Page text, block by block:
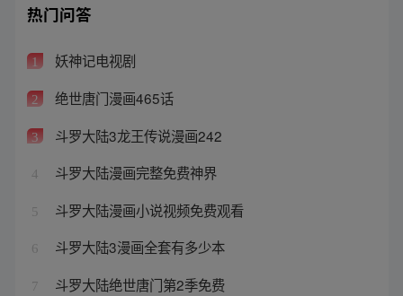
热门问答
1 妖神记电视剧
2 绝世唐门漫画465话
3 斗罗大陆3龙王传说漫画242
4 斗罗大陆漫画完整免费神界
5 斗罗大陆漫画小说视频免费观看
6 斗罗大陆3漫画全套有多少本
7 斗罗大陆绝世唐门第2季免费